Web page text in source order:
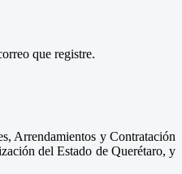
que registre.
Arrendamientos y Contratación
del Estado de Querétaro, y